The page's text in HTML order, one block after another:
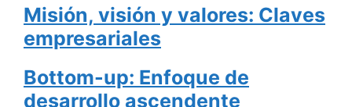
Misión, visión y valores: Claves
empresariales
Bottom-up: Enfoque de
desarrollo ascendente